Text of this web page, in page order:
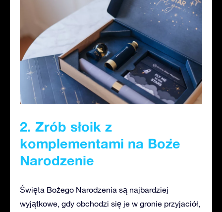
2. Zrób słoik z
komplementami na Boże
Narodzenie
Święta Bożego Narodzenia są najbardziej
wyjątkowe, gdy obchodzi się je w gronie przyjaciół,